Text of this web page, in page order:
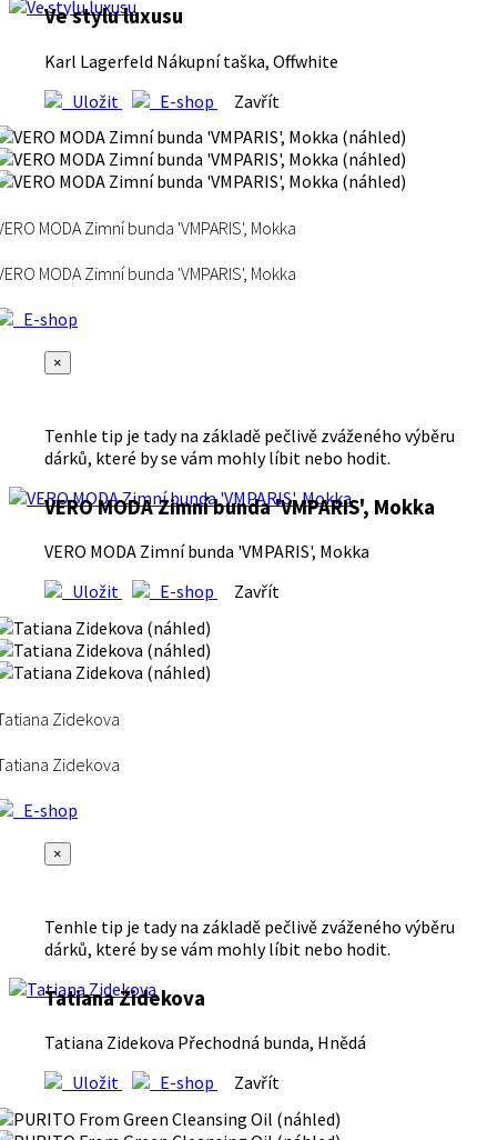
Ve stylu luxusu
Karl Lagerfeld Nákupní taška, Offwhite
Uložit
E-shop Zavřít
MODA Zimní bunda 'VMPARIS', Mokka
MODA Zimní bunda 'VMPARIS', Mokka
E-shop
×
Tenhle tip je tady na základě pečlivě zváženého výběru
dárků, které by se vám mohly líbit nebo hodit.
VERO MODA Zimní bunda 'VMPARIS', Mokka
VERO MODA Zimní bunda 'VMPARIS', Mokka
Uložit
E-shop Zavřít
Zidekova
Zidekova
E-shop
×
Tenhle tip je tady na základě pečlivě zváženého výběru
dárků, které by se vám mohly líbit nebo hodit.
Tatiana Zidekova
Tatiana Zidekova Přechodná bunda, Hnědá
Uložit
E-shop Zavřít